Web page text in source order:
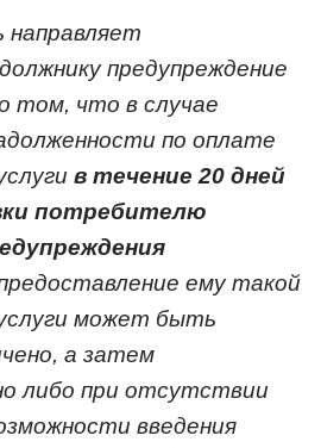
направляет
предупреждение
том, что в случае
по оплате
в течение 20 дней
потребителю
ему такой
может быть
а затем
либо при отсутствии
введения